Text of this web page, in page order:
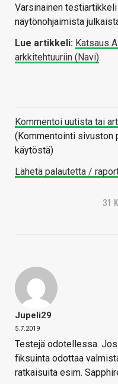
Varsinainen
näytönohjaimista
Lue artikkeli: Katsaus
arkkitehtuuriin (Navi)
Kommentoi uutista tai
(Kommentointi
käytöstä)
Lähetä palautetta /
31
Jupeli29
5.7.2019
Testejä odotellessa.
fiksuinta odottaa
ratkaisuita esim.